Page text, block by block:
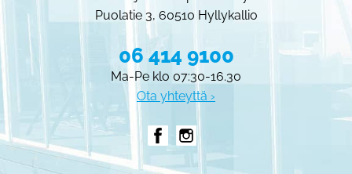
Puolatie 3, 60510 Hyllykallio
06 414 9100
Ma-Pe klo 07:30-16.30
Ota yhteyttä ›